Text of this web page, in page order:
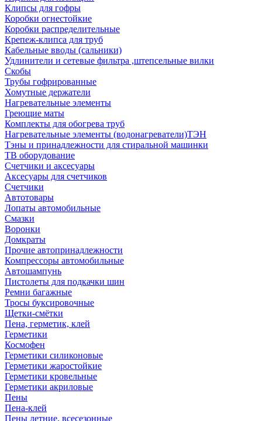
Клипсы для гофры
Коробки огнестойкие
Коробки распределительные
Крепеж-клипса для труб
Кабельные вводы (сальники)
Удлинители и сетевые фильтра ,штепсельные вилки
Скобы
Трубы гофрированные
Хомутные держатели
Нагревательные элементы
Греющие маты
Комплекты для обогрева труб
Нагревательные элементы (водонагреватели)ТЭН
Тэны и принадлежности для стиральной машинки
ТВ оборудование
Счетчики и аксесуары
Аксесуары для счетчиков
Счетчики
Автотовары
Лопаты автомобильные
Смазки
Воронки
Домкраты
Прочие автопринадлежности
Компрессоры автомобильные
Автошампунь
Пистолеты для подкачки шин
Ремни багажные
Тросы буксировочные
Щетки-смётки
Пена, герметик, клей
Герметики
Космофен
Герметики силиконовые
Герметики жаростойкие
Герметики кровельные
Герметики акриловые
Пены
Пена-клей
Пены летние, всесезонные